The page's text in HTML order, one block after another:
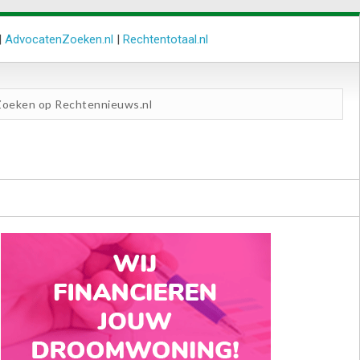
AdvocatenZoeken.nl | Rechtentotaal.nl